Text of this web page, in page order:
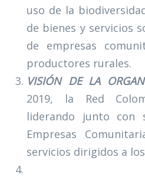
uso de la
de bienes y servicios
de empresas
productores rurales.
VISIÓN DE LA
2019, la Red
liderando junto con
Empresas
servicios dirigidos a